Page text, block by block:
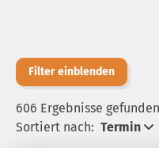
Filter einblenden
606 Ergebnisse gefunden
Sortiert nach: Termin